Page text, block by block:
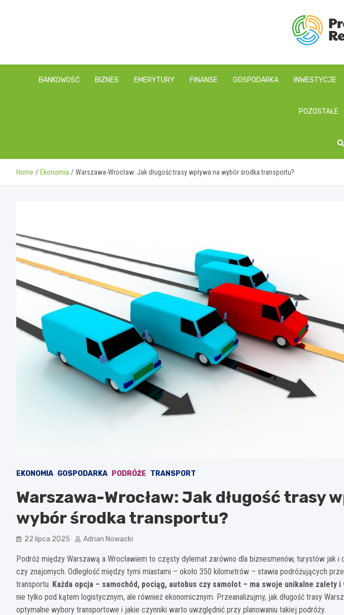
BANKOWOŚĆ BIZNES EMERYTURY FINANSE GOSPODARKA INWESTYCJE
POZOSTAŁE
Home Ekonomia Warszawa-Wrocław: Jak długość trasy wpływa na wybór środka transportu?
EKONOMIA GOSPODARKA PODRÓŻE TRANSPORT
Warszawa-Wrocław: Jak długość trasy
wybór środka transportu?
22 lipca 2025 Adrian Nowacki
Podróż między Warszawą a Wrocławiem to częsty dylemat zarówno dla biznesmenów, turystów jak
czy znajomych. Odległość między tymi miastami – około 350 kilometrów – stawia podróżujących
transportu. Każda opcja – samochód, pociąg, autobus czy samolot – ma swoje unikalne zalety i
nie tylko pod kątem logistycznym, ale również ekonomicznym. Przeanalizujmy, jak długość trasy
optymalne wybory transportowe i jakie czynniki warto uwzględnić przy planowaniu takiej podróży.